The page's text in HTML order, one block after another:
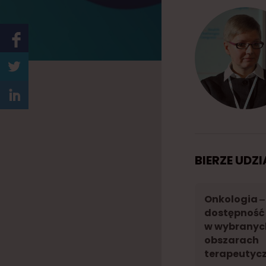
a
BIERZE
Onkologia ‒
w
obszarach